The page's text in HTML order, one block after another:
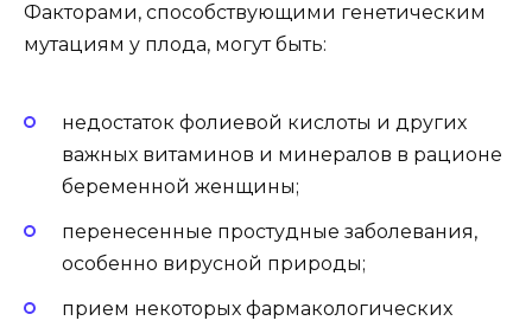
Факторами, способствующими генетическим
мутациям у плода, могут быть:
недостаток фолиевой кислоты и других
важных витаминов и минералов в рационе
беременной женщины;
перенесенные простудные заболевания,
особенно вирусной природы;
прием некоторых фармакологических